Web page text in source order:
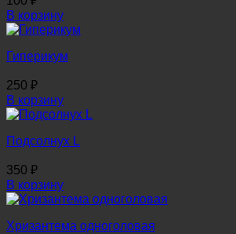
В корзину
Гиперикум
250 ₽
В корзину
Подсолнух L
350 ₽
В корзину
Хризантема одноголовая